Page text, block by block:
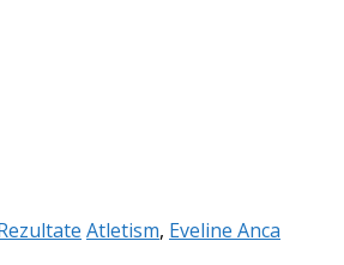
Atletism, Eveline Anca